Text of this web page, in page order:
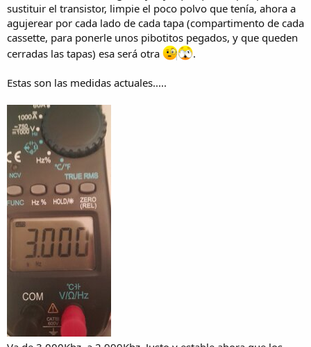
sustituir el transistor, limpie el poco polvo que tenía, ahora a
agujerear por cada lado de cada tapa (compartimento de cada
cassette, para ponerle unos pibotitos pegados, y que queden
cerradas las tapas) esa será otra
.
Estas son las medidas actuales.....